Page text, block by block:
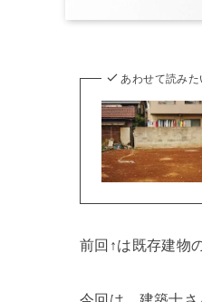
あわせて読みた
前回↑は既存建物